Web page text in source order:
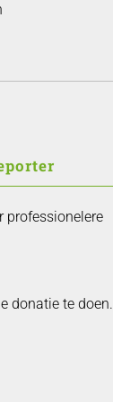
professionelere
donatie te doen.